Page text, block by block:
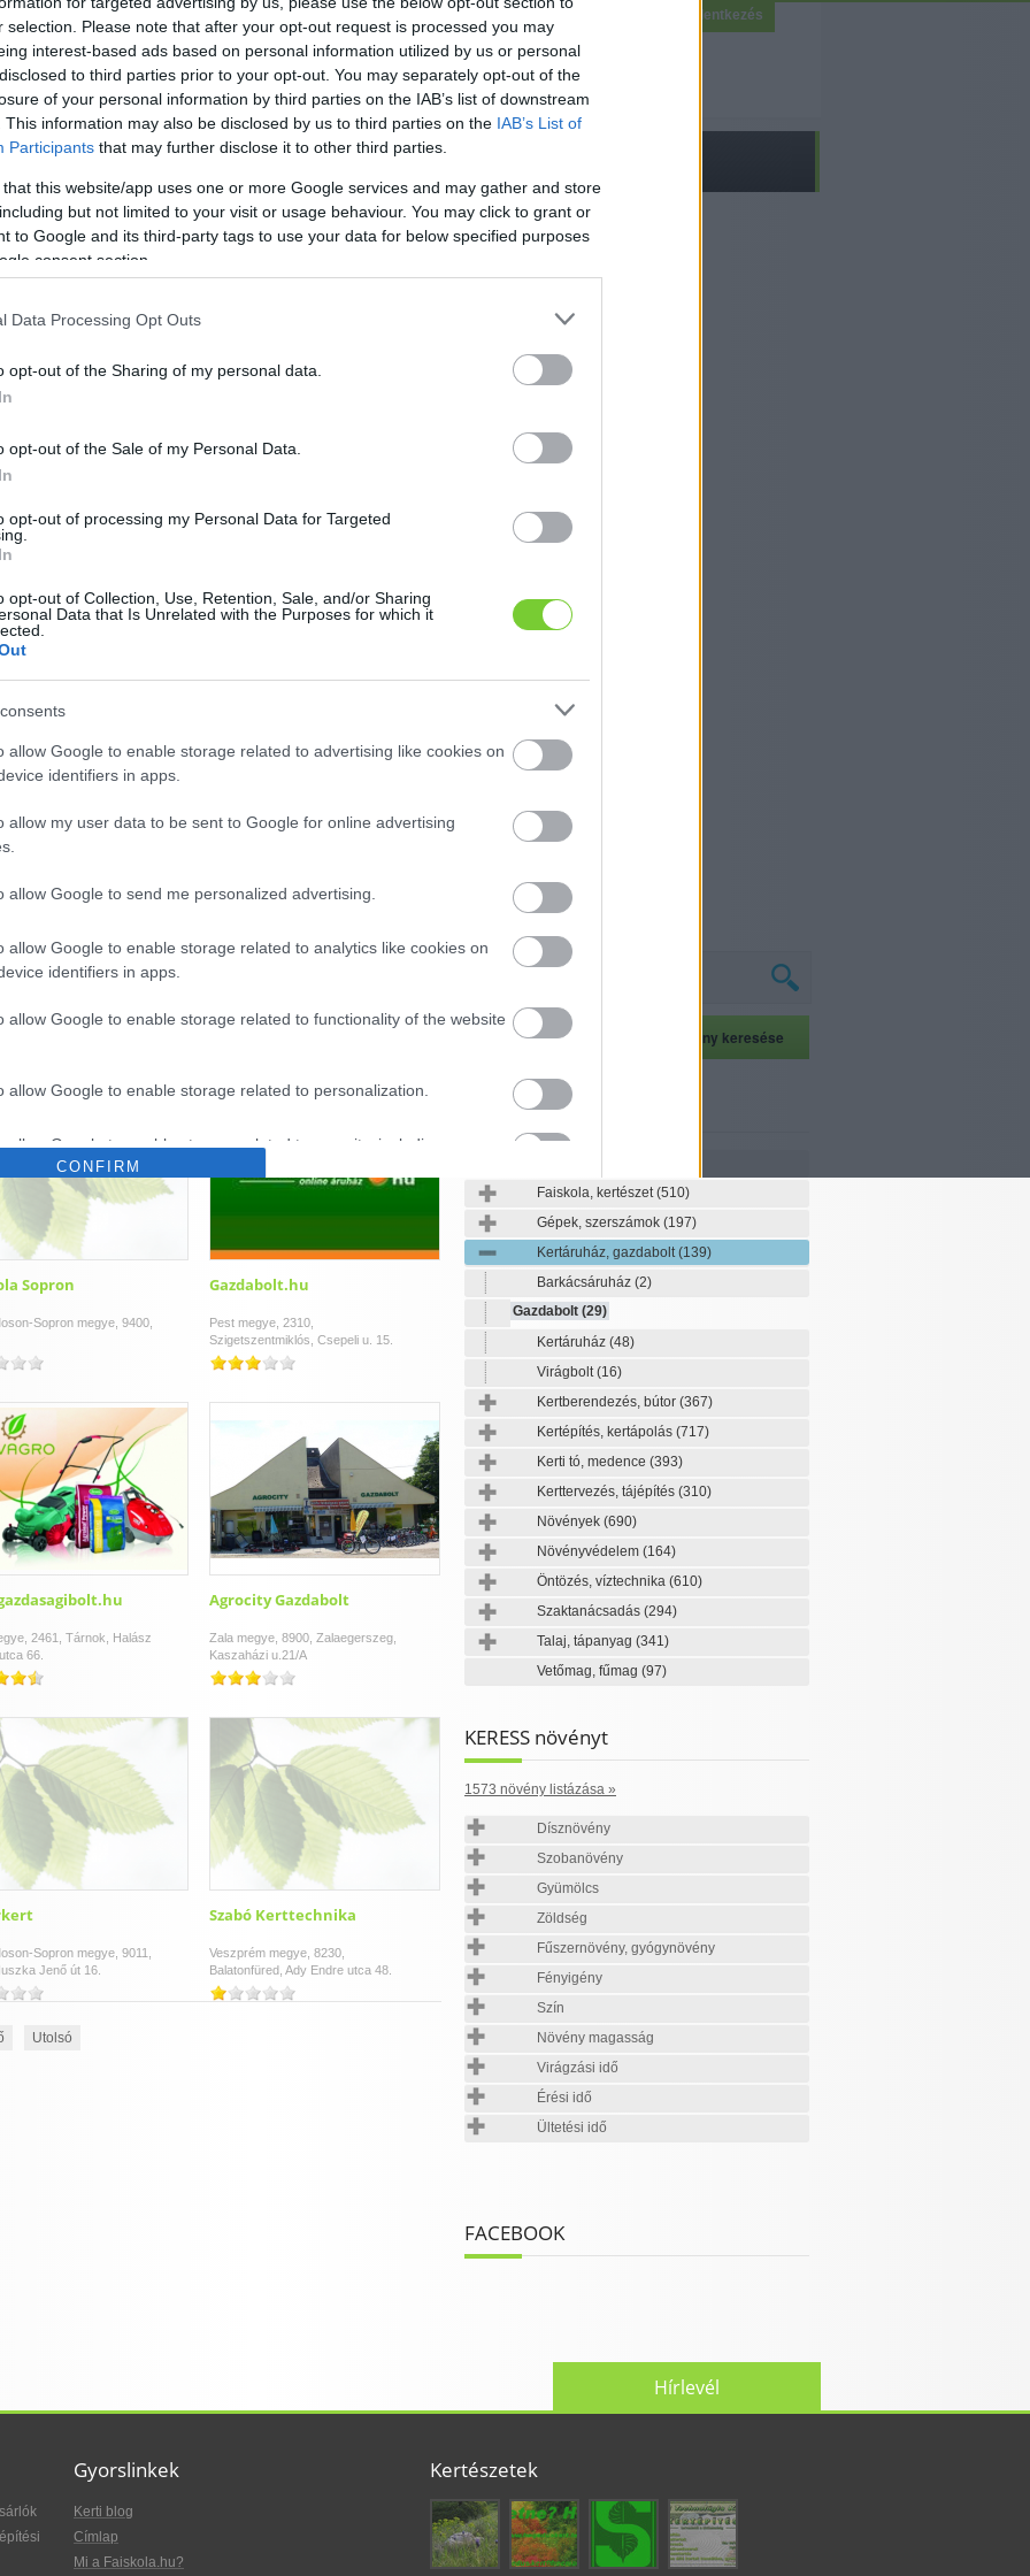
selection. Please note that after your opt-out request is processed you may
interest-based ads based on personal information utilized by us or personal
to third parties prior to your opt-out. You may separately opt-out of the
of your personal information by third parties on the IAB’s list of downstream
This information may also be disclosed by us to third parties on the IAB’s List of
Participants that may further disclose it to other third parties.
that this website/app uses one or more Google services and may gather and store
but not limited to your visit or usage behaviour. You may click to grant or
to Google and its third-party tags to use your data for below specified purposes
consent section.
Data Processing Opt Outs
opt-out of the Sharing of my personal data.
opt-out of the Sale of my Personal Data.
opt-out of processing my Personal Data for Targeted
opt-out of Collection, Use, Retention, Sale, and/or Sharing
Data that Is Unrelated with the Purposes for which it
allow Google to enable storage related to advertising like cookies on
identifiers in apps.
allow my user data to be sent to Google for online advertising
allow Google to send me personalized advertising.
allow Google to enable storage related to analytics like cookies on
identifiers in apps.
allow Google to enable storage related to functionality of the website
allow Google to enable storage related to personalization.
allow Google to enable storage related to security, including
functionality and fraud prevention, and other user protection.
CONFIRM
Data Deletion Data Access Privacy Policy
Jelszó Emlékezzen rám
Regisztráció
Bejelentkezés
szaknévsora
KERTÉSZ ÉS KERTÉSZET REGISZTRÁCIÓ NÖVÉNYKATALÓGUS
9
9
28 Szaknévsori adatlap létrehozása
Kert
Farkasmály
Ország út 15.
Sopron
Sopron megye, 9400,
Gazdabolt.hu
Pest megye, 2310,
Szigetszentmiklós, Csepeli u. 15.
2461, Tárnok, Halász
66.
Agrocity Gazdabolt
Zala megye, 8900, Zalaegerszeg,
Kaszaházi u.21/A
Sopron megye, 9011,
Jenő út 16.
Szabó Kerttechnika
Veszprém megye, 8230,
Balatonfüred, Ady Endre utca 48.
Utolsó
Kertészeti szaknévsor
Faiskola, kertészet(510)
Gépek, szerszámok (197)
Kertáruház, gazdabolt(139)
Barkácsáruház (2)
Gazdabolt (29)
Kertáruház (48)
Virágbolt(16)
Kertberendezés, bútor (367)
Kertépítés, kertápolás (717)
Kerti tó, medence (393)
Kerttervezés, tájépítés (310)
Növények (690)
Növényvédelem (164)
Öntözés, víztechnika (610)
Szaktanácsadás (294)
Talaj, tápanyag (341)
Vetőmag, fűmag (97)
KERESS növényt
1573 növény listázása »
Dísznövény
Szobanövény
Gyümölcs
Zöldség
Fűszernövény, gyógynövény
Fényigény
Szín
Növény magasság
Virágzási idő
Érési idő
Ültetési idő
FACEBOOK
Hírlevél
Gyorslinkek
Kerti blog
Címlap
Mi a Faiskola.hu?
Kertészetek